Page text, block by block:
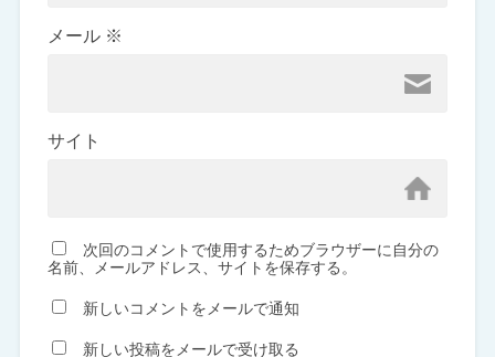
メール ※
サイト
次回のコメントで使用するためブラウザーに自分の
名前、メールアドレス、サイトを保存する。
新しいコメントをメールで通知
新しい投稿をメールで受け取る